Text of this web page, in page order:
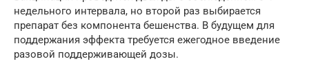
недельного интервала, но второй раз выбирается
препарат без компонента бешенства. В будущем для
поддержания эффекта требуется ежегодное введение
разовой поддерживающей дозы.